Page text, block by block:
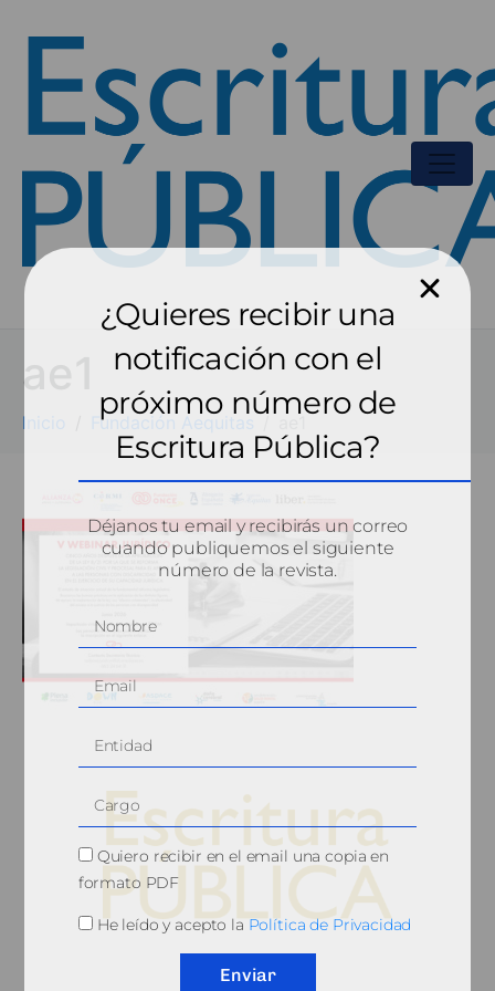
Inicio Fundación Aequitas
¿Quieres recibir una
notificación con el
próximo número de
Escritura Pública?
Déjanos tu email y recibirás un correo
cuando publiquemos el siguiente
número de la revista.
Quiero recibir en el email una copia en
formato PDF
He leído y acepto laPolítica de Privacidad
Enviar